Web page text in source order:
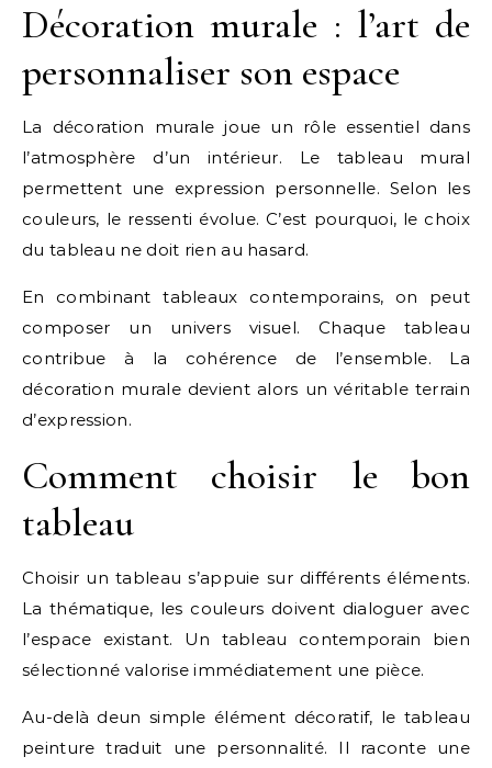
Décoration murale : l’art de
personnaliser son espace
La décoration murale joue un rôle essentiel dans
l’atmosphère d’un intérieur. Le tableau mural
permettent une expression personnelle. Selon les
couleurs, le ressenti évolue. C’est pourquoi, le choix
du tableau ne doit rien au hasard.
En combinant tableaux contemporains, on peut
composer un univers visuel. Chaque tableau
contribue à la cohérence de l’ensemble. La
décoration murale devient alors un véritable terrain
d’expression.
Comment choisir le bon
tableau
Choisir un tableau s’appuie sur différents éléments.
La thématique, les couleurs doivent dialoguer avec
l’espace existant. Un tableau contemporain bien
sélectionné valorise immédiatement une pièce.
Au-delà deun simple élément décoratif, le tableau
peinture traduit une personnalité. Il raconte une